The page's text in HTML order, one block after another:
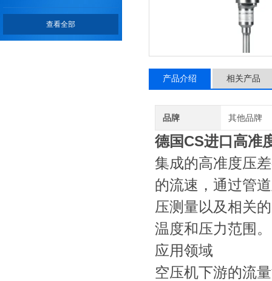
查看全部
产品介绍 相关产品
品牌 其他品牌
德国CS进口高准
集成的高准度压
的流速，通过管
压测量以及相关
温度和压力范围。
应用领域
空压机下游的流